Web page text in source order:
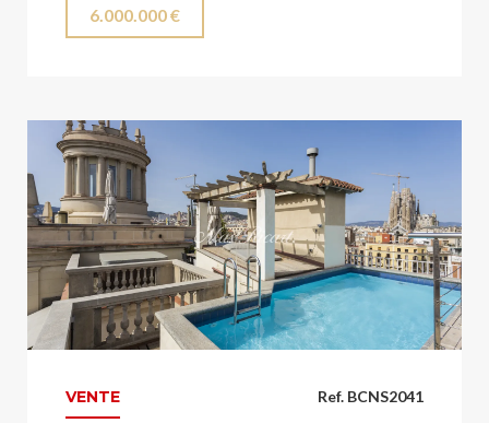
6.000.000 €
Ref. BCNS2041
VENTE